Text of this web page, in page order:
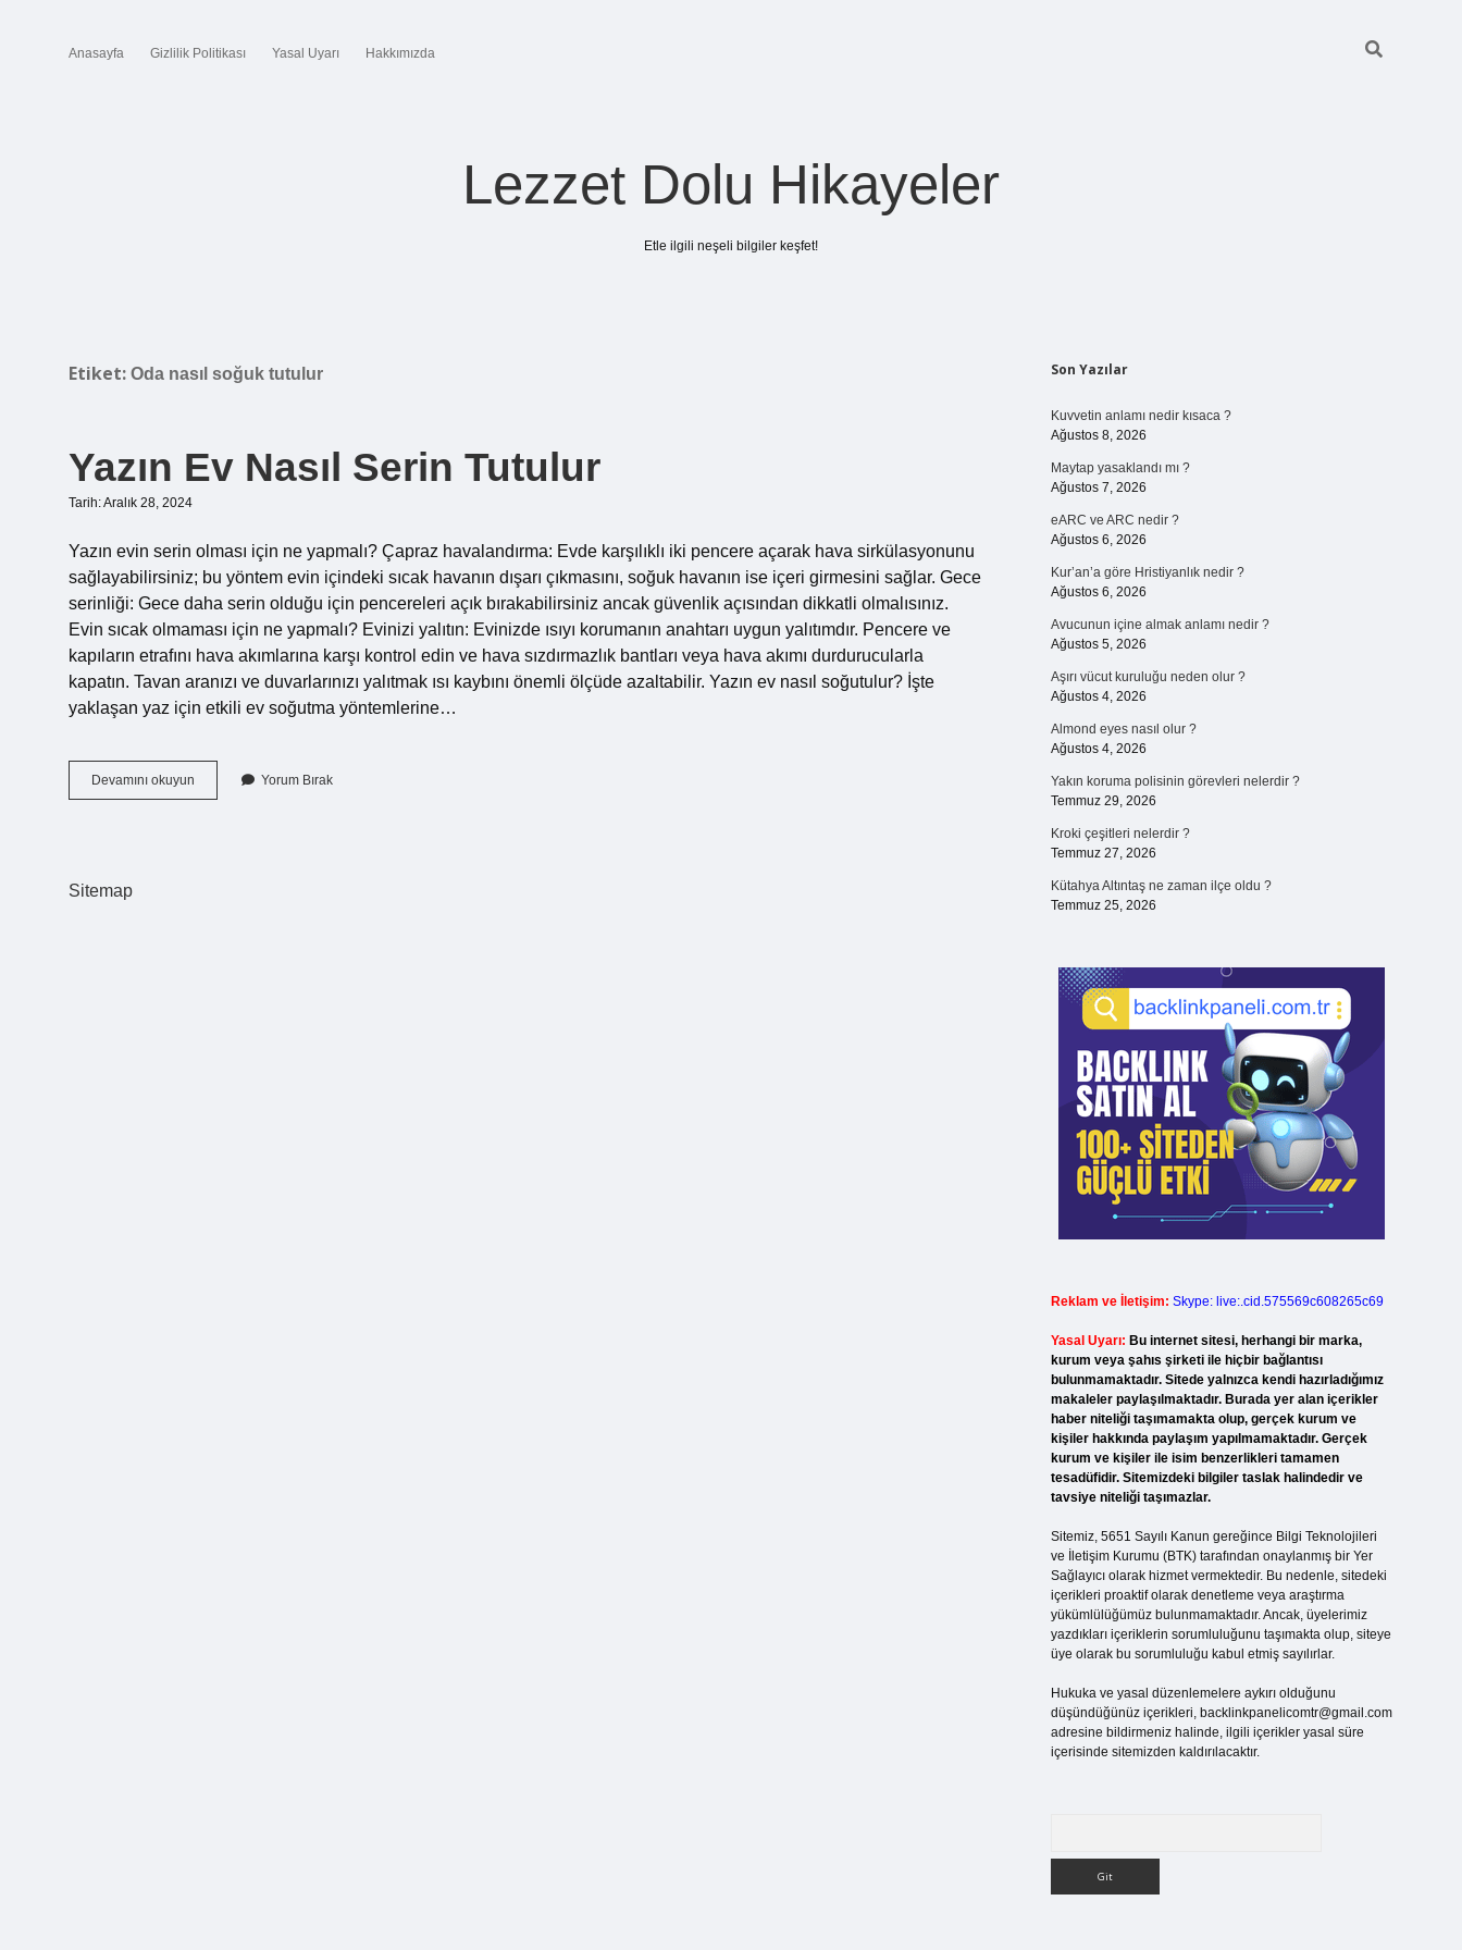
Anasayfa Gizlilik Politikası Yasal Uyarı Hakkımızda
Lezzet Dolu Hikayeler
Etle ilgili neşeli bilgiler keşfet!
Etiket: Oda nasıl soğuk tutulur
Yazın Ev Nasıl Serin Tutulur
Tarih: Aralık 28, 2024
Yazın evin serin olması için ne yapmalı? Çapraz havalandırma: Evde karşılıklı iki pencere açarak hava sirkülasyonunu
sağlayabilirsiniz; bu yöntem evin içindeki sıcak havanın dışarı çıkmasını, soğuk havanın ise içeri girmesini sağlar. Gece
serinliği: Gece daha serin olduğu için pencereleri açık bırakabilirsiniz ancak güvenlik açısından dikkatli olmalısınız.
Evin sıcak olmaması için ne yapmalı? Evinizi yalıtın: Evinizde ısıyı korumanın anahtarı uygun yalıtımdır. Pencere ve
kapıların etrafını hava akımlarına karşı kontrol edin ve hava sızdırmazlık bantları veya hava akımı durdurucularla
kapatın. Tavan aranızı ve duvarlarınızı yalıtmak ısı kaybını önemli ölçüde azaltabilir. Yazın ev nasıl soğutulur? İşte
yaklaşan yaz için etkili ev soğutma yöntemlerine…
Devamını okuyun
Ev
Yorum Bırak
Sitemap
Sidebar
Son Yazılar
Kuvvetin anlamı nedir kısaca ?
Ağustos 8, 2026
Maytap yasaklandı mı ?
Ağustos 7, 2026
eARC ve ARC nedir ?
Ağustos 6, 2026
Kur’an’a göre Hristiyanlık nedir ?
Ağustos 6, 2026
Avucunun içine almak anlamı nedir ?
Ağustos 5, 2026
Aşırı vücut kuruluğu neden olur ?
Ağustos 4, 2026
Almond eyes nasıl olur ?
Ağustos 4, 2026
Yakın koruma polisinin görevleri nelerdir ?
Temmuz 29, 2026
Kroki çeşitleri nelerdir ?
Temmuz 27, 2026
Kütahya Altıntaş ne zaman ilçe oldu ?
Temmuz 25, 2026
Reklam ve İletişim: Skype: live:.cid.575569c608265c69
Yasal Uyarı: Bu internet sitesi, herhangi bir marka,
kurum veya şahıs şirketi ile hiçbir bağlantısı
bulunmamaktadır. Sitede yalnızca kendi hazırladığımız
makaleler paylaşılmaktadır. Burada yer alan içerikler
haber niteliği taşımamakta olup, gerçek kurum ve
kişiler hakkında paylaşım yapılmamaktadır. Gerçek
kurum ve kişiler ile isim benzerlikleri tamamen
tesadüfidir. Sitemizdeki bilgiler taslak halindedir ve
tavsiye niteliği taşımazlar.
Sitemiz, 5651 Sayılı Kanun gereğince Bilgi Teknolojileri
ve İletişim Kurumu (BTK) tarafından onaylanmış bir Yer
Sağlayıcı olarak hizmet vermektedir. Bu nedenle, sitedeki
içerikleri proaktif olarak denetleme veya araştırma
yükümlülüğümüz bulunmamaktadır. Ancak, üyelerimiz
yazdıkları içeriklerin sorumluluğunu taşımakta olup, siteye
üye olarak bu sorumluluğu kabul etmiş sayılırlar.
Hukuka ve yasal düzenlemelere aykırı olduğunu
düşündüğünüz içerikleri, backlinkpanelicomtr@gmail.com
adresine bildirmeniz halinde, ilgili içerikler yasal süre
içerisinde sitemizden kaldırılacaktır.